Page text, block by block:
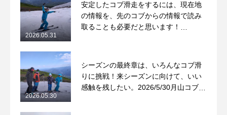
安定したコブ滑走をするには、現在地
の情報を、先のコブからの情報で読み
取ることも必要だと思います！
2026.05.31
シーズンの最終章は、いろんなコブ滑
りに挑戦！来シーズンに向けて、いい
感触を残したい。2026/5/30月山コブレ
2026.05.30